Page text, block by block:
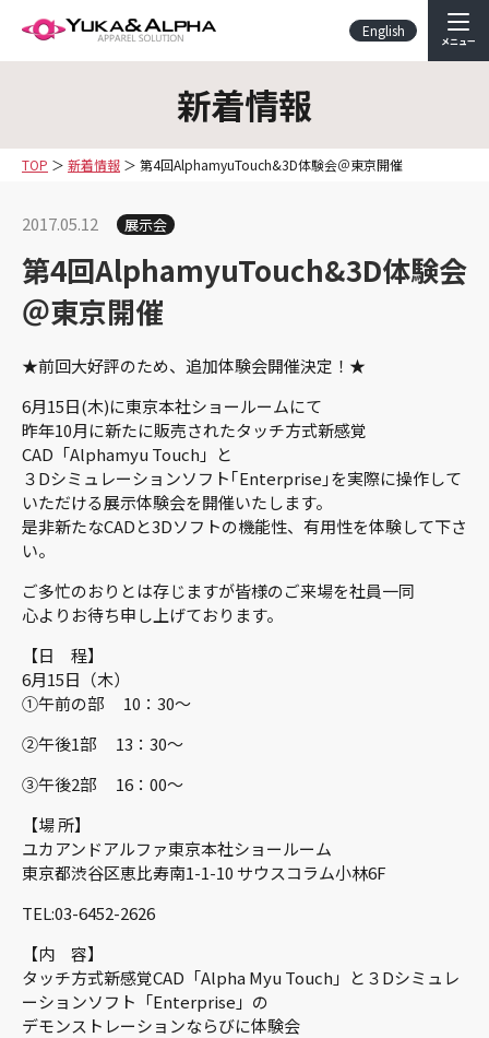
English
メニュー
新着情報
TOP 新着情報 第4回AlphamyuTouch&3D体験会＠東京開催
展示会
2017.05.12
第4回AlphamyuTouch&3D体験会
＠東京開催
★前回大好評のため、追加体験会開催決定！★
6月15日(木)に東京本社ショールームにて
昨年10月に新たに販売されたタッチ方式新感覚
CAD「Alphamyu Touch」と
３Dシミュレーションソフト｢Enterprise｣を実際に操作して
いただける展示体験会を開催いたします。
是非新たなCADと3Dソフトの機能性、有用性を体験して下さ
い。
ご多忙のおりとは存じますが皆様のご来場を社員一同
心よりお待ち申し上げております。
【日 程】
6月15日（木）
①午前の部 10：30～
②午後1部 13：30～
③午後2部 16：00～
【場 所】
ユカアンドアルファ東京本社ショールーム
東京都渋谷区恵比寿南1-1-10 サウスコラム小林6F
TEL:03-6452-2626
【内 容】
タッチ方式新感覚CAD「Alpha Myu Touch」と３Dシミュレ
ーションソフト「Enterprise」の
デモンストレーションならびに体験会